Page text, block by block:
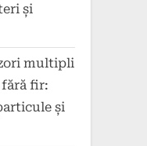
și
multipli
fir:
și